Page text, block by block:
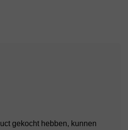
gekocht hebben, kunnen